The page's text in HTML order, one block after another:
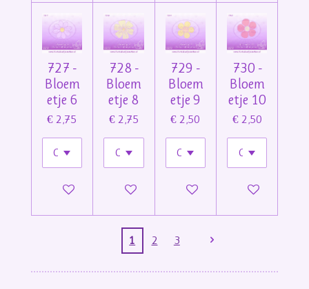
727 -
Bloem
etje 6
€ 2,75
In winkelwagen
728 -
Bloem
etje 8
€ 2,75
In winkelwagen
729 -
Bloem
etje 9
€ 2,50
In winkelwagen
730 -
Bloem
etje 10
€ 2,50
In winkelwagen
1 2 3